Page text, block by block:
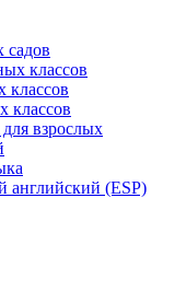
садов
классов
классов
классов
взрослых
английский (ESP)